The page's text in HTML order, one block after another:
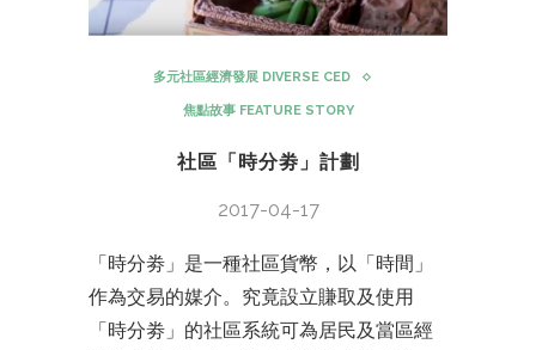
多元社區經濟發展 DIVERSE CED
焦點故事 FEATURE STORY
社區「時分劵」計劃
2017-04-17
「時分劵」是一種社區貨幣，以「時間」
作為交易的媒介。究竟設立賺取及使用
「時分劵」的社區系統可為居民及當區經